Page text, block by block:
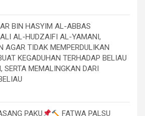
BIN HASYIM AL-ABBAS
AL-HUDZAIFI AL-YAMANI,
AGAR TIDAK MEMPERDULIKAN
KEGADUHAN TERHADAP BELIAU
SERTA MEMALINGKAN DARI
PAKU
FATWA PALSU